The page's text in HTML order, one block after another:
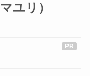
ユリ）